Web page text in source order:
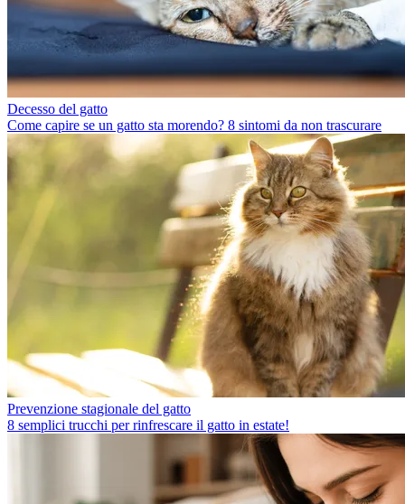
Decesso del gatto
Come capire se un gatto sta morendo? 8 sintomi da non trascurare
Prevenzione stagionale del gatto
8 semplici trucchi per rinfrescare il gatto in estate!